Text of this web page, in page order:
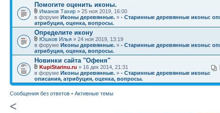
Помогите оценить иконы.
Иманов Тахир » 25 ноя 2019, 16:00
в форуме Иконы деревянные. » - Старинные деревянные иконы:
атрибуция, оценка, вопросы.
Определите икону
Юшков Илья » 24 ноя 2019, 13:19
в форуме Иконы деревянные. » - Старинные деревянные иконы:
атрибуция, оценка, вопросы.
Новинки сайта "Офеня"
KupiStarinu.ru » 16 дек 2014, 21:31
в форуме Иконы деревянные. » - Старинные деревянные иконы:
описания, атрибуция, оценка, вопросы.
Сообщения без ответов • Активные темы
<